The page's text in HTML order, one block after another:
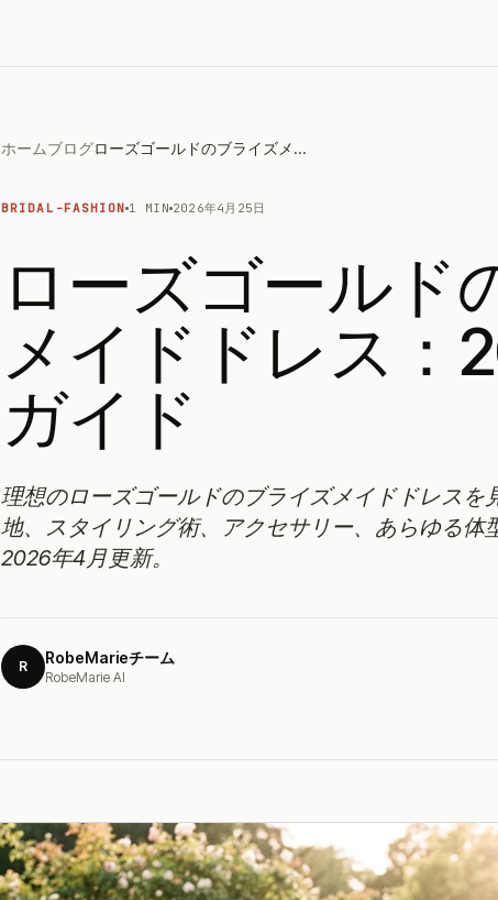
ホームブログ ローズゴールドのブライズメイドドレス：2026年完全ガイド
BRIDAL-FASHION 1 MIN 2026年4月25日
ローズゴールド
メイドドレス：
ガイド
理想のローズゴールドのブライズメイドドレスを
地、スタイリング術、アクセサリー、あらゆる体
2026年4月更新。
R RobeMarieチーム
RobeMarie AI